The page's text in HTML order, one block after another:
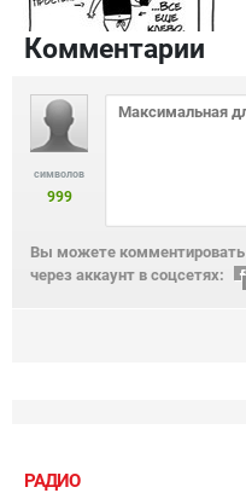
Комментарии
символов
999
Вы можете комментировать
через аккаунт в соцсетях:
РАДИО